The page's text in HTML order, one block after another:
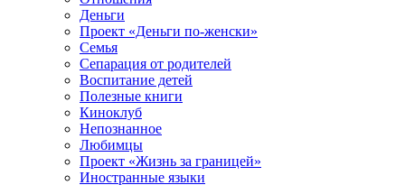
Деньги
Проект «Деньги по-женски»
Семья
Сепарация от родителей
Воспитание детей
Полезные книги
Киноклуб
Непознанное
Любимцы
Проект «Жизнь за границей»
Иностранные языки